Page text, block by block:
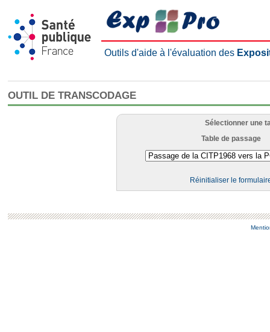
Outils d'aide à l'évaluation des
OUTIL DE TRANSCODAGE
Sélectionner une
Table de passage
Réinitialiser le